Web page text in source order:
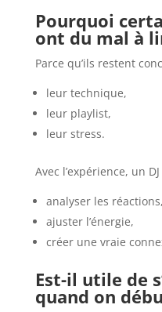
Pourquoi
ont du mal à
Parce qu’ils restent
leur technique,
leur playlist,
leur stress.
Avec l’expérience, un
analyser les réactions,
ajuster l’énergie,
créer une vraie
Est-il utile de
quand on